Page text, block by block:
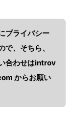
プライバシー
、そちら、
合わせはintrov
からお願い